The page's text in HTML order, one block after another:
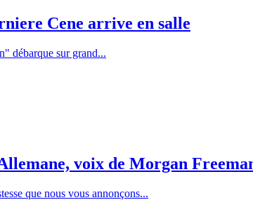
Cene arrive en salle
débarque sur grand...
voix de Morgan
que nous vous annonçons...